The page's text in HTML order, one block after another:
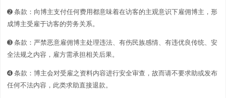
➋️️ 条款：向博主支付任何费用都意味着在访客的主观意识下雇佣博主，形
成博主受雇于访客的劳务关系。
➌ 条款：严禁恶意雇佣博主处理违法、有伤民族感情、有违优良传统、安
全法规之内容，雇方需承担相关后果。
➍ 条款：博主会对受雇之资料内容进行安全审查，故而请不要求助或发布
任何不法内容，此类求助直接退款。